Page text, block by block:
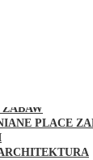
PLACE